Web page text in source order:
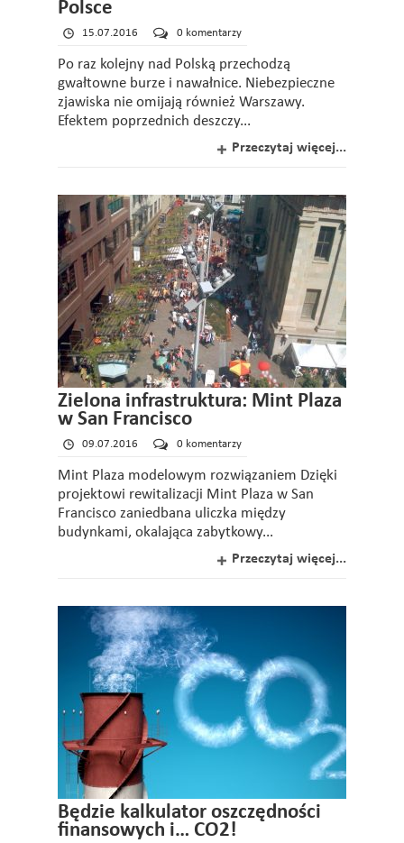
Polsce
15.07.2016 0 komentarzy
Po raz kolejny nad Polską przechodzą
gwałtowne burze i nawałnice. Niebezpieczne
zjawiska nie omijają również Warszawy.
Efektem poprzednich deszczy...
Przeczytaj więcej...
Zielona infrastruktura: Mint Plaza
w San Francisco
09.07.2016 0 komentarzy
Mint Plaza modelowym rozwiązaniem Dzięki
projektowi rewitalizacji Mint Plaza w San
Francisco zaniedbana uliczka między
budynkami, okalająca zabytkowy...
Przeczytaj więcej...
Będzie kalkulator oszczędności
finansowych i… CO2!